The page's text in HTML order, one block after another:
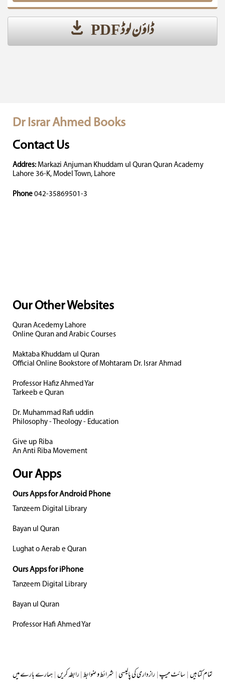
ڈاؤن لوڈ PDF
Dr Israr Ahmed Books
Contact Us
Addres: Markazi Anjuman Khuddam ul Quran Quran Academy
Lahore 36-K, Model Town, Lahore
Phone 042-35869501-3
Our Other Websites
Quran Acedemy Lahore
Online Quran and Arabic Courses
Maktaba Khuddam ul Quran
Official Online Bookstore of Mohtaram Dr. Israr Ahmad
Professor Hafiz Ahmed Yar
Tarkeeb e Quran
Dr. Muhammad Rafi uddin
Philosophy - Theology - Education
Give up Riba
An Anti Riba Movement
Our Apps
Ours Apps for Android Phone
Tanzeem Digital Library
Bayan ul Quran
Lughat o Aerab e Quran
Ours Apps for iPhone
Tanzeem Digital Library
Bayan ul Quran
Professor Hafi Ahmed Yar
ہمارے بارے میں|رابطہ کریں|شرائط و ضوابط|رازداری کی پالیسی|سائٹ میپ|تمام کتابیں